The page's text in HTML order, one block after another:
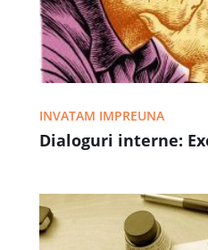
INVATAM IMPREUNA
Dialoguri interne: